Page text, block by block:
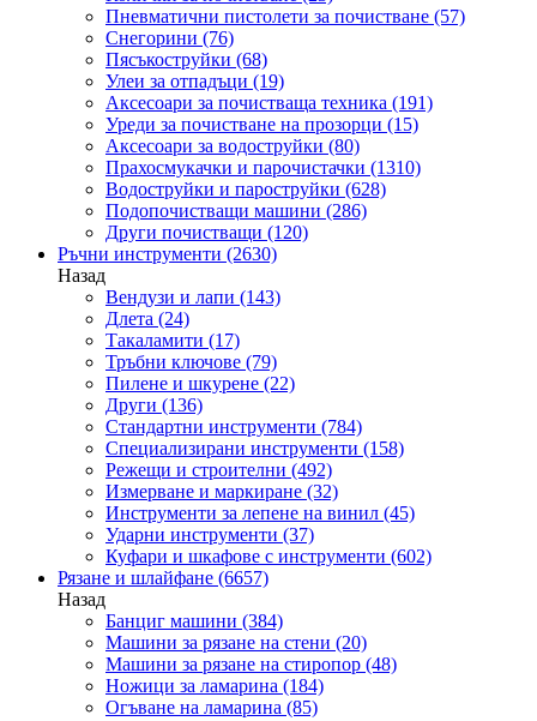
Пневматични пистолети за почистване (57)
Снегорини (76)
Пясъкоструйки (68)
Улеи за отпадъци (19)
Аксесоари за почистваща техника (191)
Уреди за почистване на прозорци (15)
Аксесоари за водоструйки (80)
Прахосмукачки и парочистачки (1310)
Водоструйки и пароструйки (628)
Подопочистващи машини (286)
Други почистващи (120)
Ръчни инструменти (2630)
Назад
Вендузи и лапи (143)
Длета (24)
Такаламити (17)
Тръбни ключове (79)
Пилене и шкурене (22)
Други (136)
Стандартни инструменти (784)
Специализирани инструменти (158)
Режещи и строителни (492)
Измерване и маркиране (32)
Инструменти за лепене на винил (45)
Ударни инструменти (37)
Куфари и шкафове с инструменти (602)
Рязане и шлайфане (6657)
Назад
Банциг машини (384)
Машини за рязане на стени (20)
Машини за рязане на стиропор (48)
Ножици за ламарина (184)
Огъване на ламарина (85)